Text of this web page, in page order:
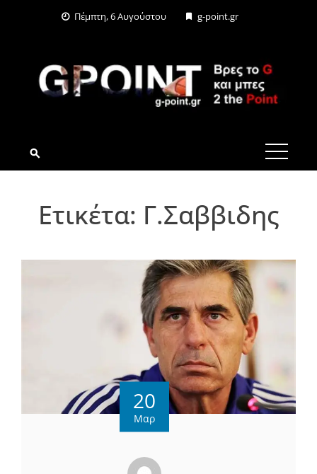
Πέμπτη, 6 Αυγούστου g-point.gr
G-POINT.GR
Ετικέτα: Γ.Σαββιδης
20
Μαρ